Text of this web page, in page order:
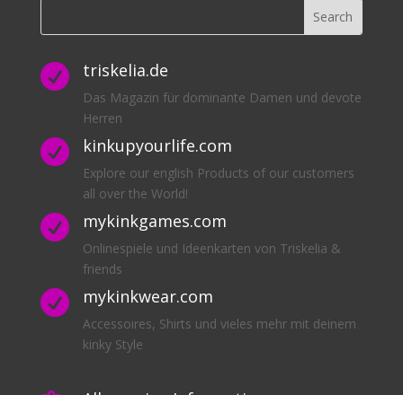
 triskelia.de
Das Magazin für dominante Damen und devote
Herren
 kinkupyourlife.com
Explore our english Products of our customers
all over the World!
 mykinkgames.com
Onlinespiele und Ideenkarten von Triskelia &
friends
 mykinkwear.com
Accessoires, Shirts und vieles mehr mit deinem
kinky Style